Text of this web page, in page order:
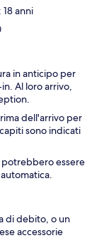
anni
in anticipo per
Al loro arrivo,
dell'arrivo per
sono indicati
essere
di debito, o un
accessorie